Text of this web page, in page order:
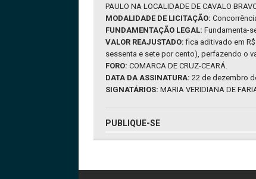
PAULO NA LOCALIDADE DE CAVALO
MODALIDADE DE LICITAÇÃO:
FUNDAMENTAÇÃO LEGAL: Fundamenta-
VALOR REAJUSTADO:fica aditivado em
sessenta e sete por cento), perfazendo o
FORO: COMARCA DE CRUZ-CEARÁ.
DATA DA ASSINATURA: 22 de dezembro
SIGNATÁRIOS: MARIA VERIDIANA DE
PUBLIQUE-SE